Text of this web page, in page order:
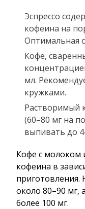
Эспрессо
кофеина на
Оптимальная
Кофе,
мл.
кружками.
Растворимый
(60–80 мг на
выпивать до
Кофе с молоком
кофеина в
приготовления.
около 80–90 мг,
более 100 мг.